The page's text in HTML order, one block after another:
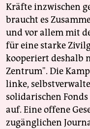
Kräfte inzwischen
braucht es
und vor allem mit
für eine starke
kooperiert deshalb
Zentrum". Die
linke,
solidarischen
auf. Eine offene
zugänglichen